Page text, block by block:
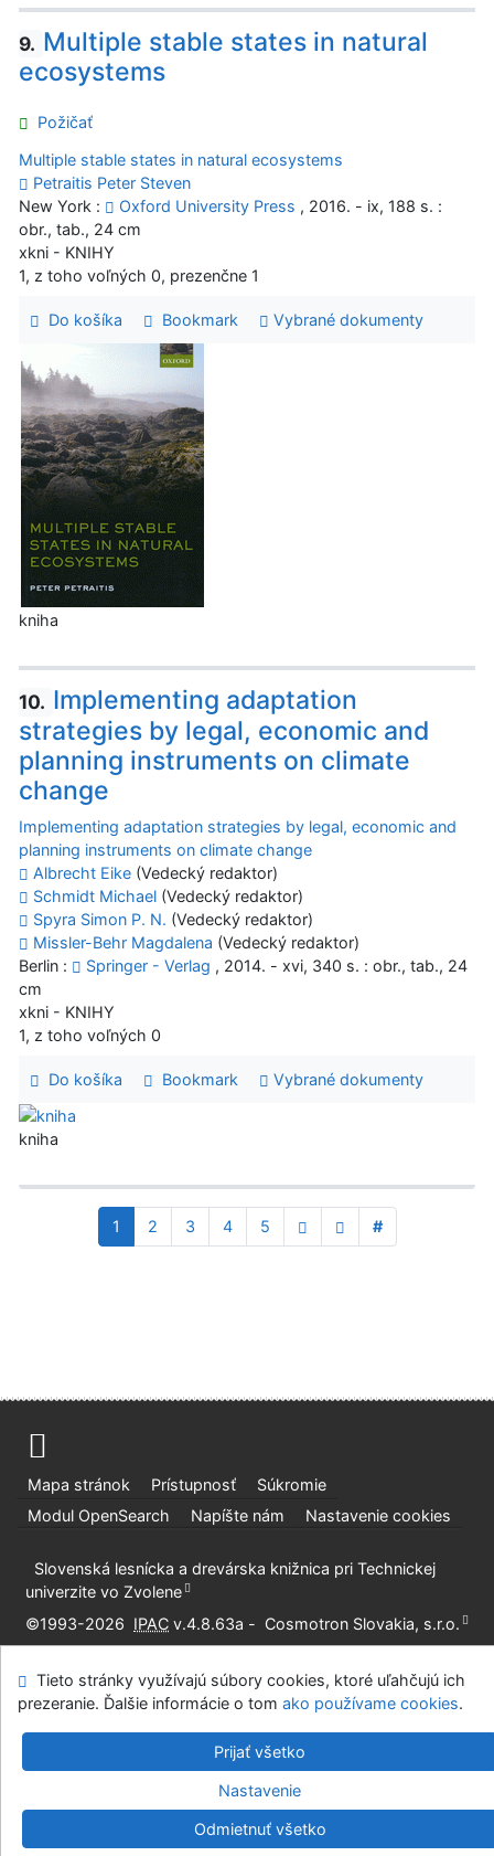
9. Multiple stable states in natural
ecosystems
Požičať
Multiple stable states in natural ecosystems
Petraitis Peter Steven
New York :
Oxford University Press , 2016. - ix, 188 s. :
obr., tab., 24 cm
xkni - KNIHY
1, z toho voľných 0, prezenčne 1
Do košíka Bookmark Vybrané dokumenty
kniha
10. Implementing adaptation
strategies by legal, economic and
planning instruments on climate
change
Implementing adaptation strategies by legal, economic and
planning instruments on climate change
Albrecht Eike (Vedecký redaktor)
Schmidt Michael (Vedecký redaktor)
Spyra Simon P. N. (Vedecký redaktor)
Missler-Behr Magdalena (Vedecký redaktor)
Berlin :
Springer - Verlag , 2014. - xvi, 340 s. : obr., tab., 24
cm
xkni - KNIHY
1, z toho voľných 0
Do košíka Bookmark Vybrané dokumenty
kniha
1 2 3 4 5 #
Mapa stránok Prístupnosť
Súkromie
Modul OpenSearch
Napíšte nám Nastavenie cookies
Slovenská lesnícka a drevárska knižnica pri Technickej
univerzite vo Zvolene
©1993-2026 IPAC v.4.8.63a - Cosmotron Slovakia, s.r.o.
Tieto stránky využívajú súbory cookies, ktoré uľahčujú ich
prezeranie. Ďalšie informácie o tom ako používame cookies.
Prijať všetko
Nastavenie
Odmietnuť všetko